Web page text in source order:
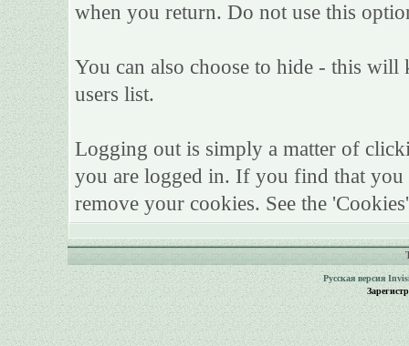
when you return. Do not use this
You can also choose to hide - this
users list.
Logging out is simply a matter of
you are logged in. If you find that you
remove your cookies. See the
Русская версия